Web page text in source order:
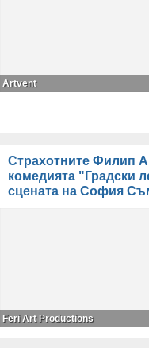
Artvent
Страхотните Филип
комедията "Градски
сцената на София
Feri Art Productions